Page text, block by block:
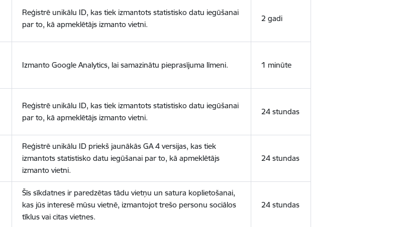
Reģistrē unikālu ID, kas tiek izmantots statistisko datu iegūšanai
par to, kā apmeklētājs izmanto vietni.
2 gadi
Izmanto Google Analytics, lai samazinātu pieprasījuma līmeni. 1 minūte
Reģistrē unikālu ID, kas tiek izmantots statistisko datu iegūšanai
par to, kā apmeklētājs izmanto vietni.
24 stundas
Reģistrē unikālu ID priekš jaunākās GA 4 versijas, kas tiek
izmantots statistisko datu iegūšanai par to, kā apmeklētājs
izmanto vietni.
24 stundas
Šīs sīkdatnes ir paredzētas tādu vietņu un satura koplietošanai,
kas jūs interesē mūsu vietnē, izmantojot trešo personu sociālos
tīklus vai citas vietnes.
24 stundas